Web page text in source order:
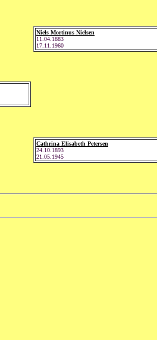
Niels Mortinus Nielsen
11.04.1883
17.11.1960
Cathrina Elisabeth Petersen
24.10.1893
21.05.1945